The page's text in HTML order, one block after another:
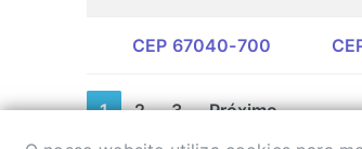
CEP 67040-700
1 2 3 Próximo